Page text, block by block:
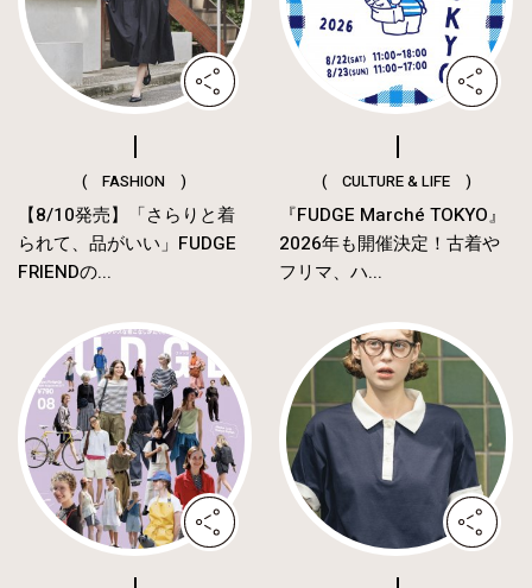
( FASHION )
【8/10発売】「さらりと着
られて、品がいい」FUDGE
FRIENDの...
( CULTURE & LIFE )
『FUDGE Marché TOKYO』
2026年も開催決定！古着や
フリマ、ハ...